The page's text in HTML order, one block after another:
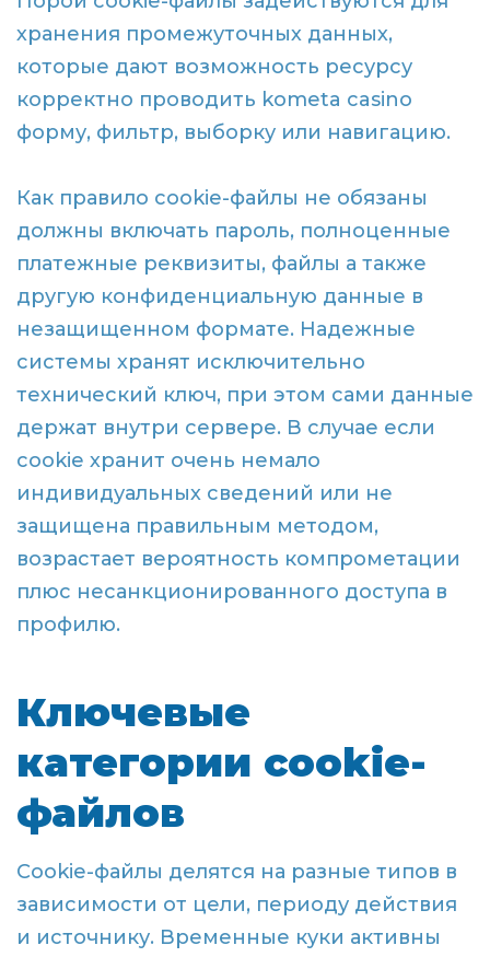
хранения промежуточных данных,
которые дают возможность ресурсу
корректно проводить kometa casino
форму, фильтр, выборку или навигацию.
Как правило cookie-файлы не обязаны
должны включать пароль, полноценные
платежные реквизиты, файлы а также
другую конфиденциальную данные в
незащищенном формате. Надежные
системы хранят исключительно
технический ключ, при этом сами данные
держат внутри сервере. В случае если
cookie хранит очень немало
индивидуальных сведений или не
защищена правильным методом,
возрастает вероятность компрометации
плюс несанкционированного доступа в
профилю.
Ключевые
категории cookie-
файлов
Cookie-файлы делятся на разные типов в
зависимости от цели, периоду действия
и источнику. Временные куки активны